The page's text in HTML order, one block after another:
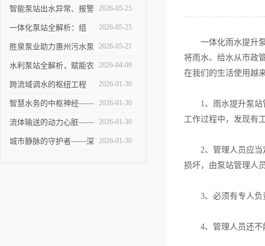
大型泵站的功能与构造
智能泵站出水异常、报警
频发怎么办？
2026-05-25
一体化泵站全解析：组
成、优势与应用实操指南
2026-05-25
胜泉泵业助力惠州污水泵
站项目落地
2026-05-21
水利泵站全解析，赋能农
田灌溉与防洪排涝
2026-04-09
跨流域调水的枢纽工程
——大型泵站的建设与技
术挑战
2026-01-30
智慧水务的中枢神经——
智能泵站技术革新与未来
展望
2026-01-30
流体输送的动力心脏——
全面剖析提升泵站的设计
2026-01-30
城市静脉的守护者——深 2026-01-30
一体化雨水提升泵
将雨水、给水从市政
在我们的生活使用越
1、雨水提升泵站管
工作过程中，发现有
2、管理人员应当定
损坏，由泵站管理人
3、必须有专人负责
4、管理人员还不能